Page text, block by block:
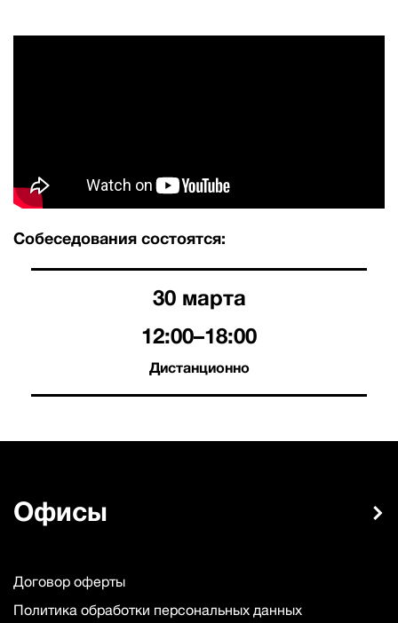
Собеседования состоятся:
30 марта
12:00–18:00
Дистанционно
Офисы
Договор оферты
Политика обработки персональных данных